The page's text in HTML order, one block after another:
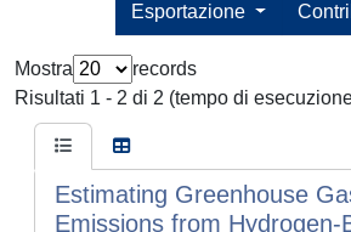
Esportazione
Mostra
records
Risultati 1 - 2 di 2 (tempo di
Estimating Greenhouse
Emissions from Hydrogen-